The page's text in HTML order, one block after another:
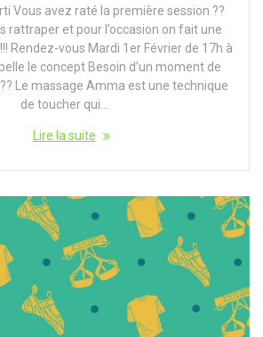
Vous avez raté la première session ??
rattraper et pour l’occasion on fait une
Rendez-vous Mardi 1er Février de 17h à
le concept Besoin d’un moment de
Le massage Amma est une technique
de toucher qui…
Lire la suite